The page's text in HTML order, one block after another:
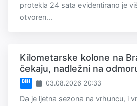
protekla 24 sata evidentirano je
otvoren...
Kilometarske kolone na
čekaju, nadležni na
BiH 03.08.2026 20:33
Da je ljetna sezona na vrhuncu, i